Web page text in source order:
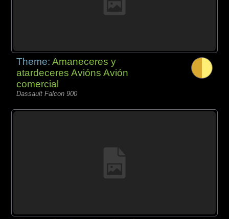
Theme:Amaneceres y
atardeceres Avións Avión
comercial
Dassault Falcon 900